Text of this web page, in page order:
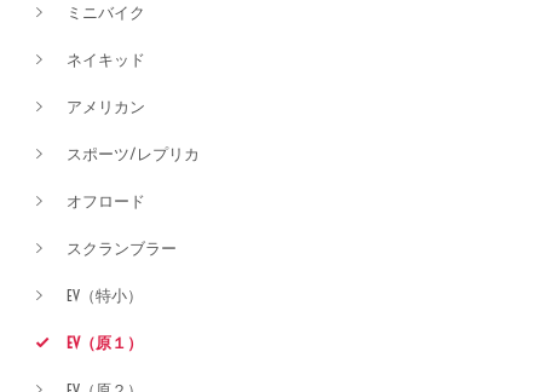
ミニバイク
ネイキッド
アメリカン
スポーツ/レプリカ
オフロード
スクランブラー
EV（特小）
EV（原１）
価格